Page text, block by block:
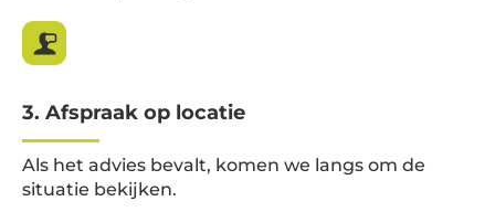
3. Afspraak op locatie
Als het advies bevalt, komen we langs om de
situatie bekijken.